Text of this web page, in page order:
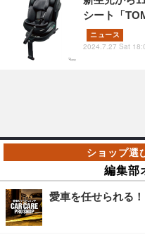
シート「
ニュース
2024.7.27 Sat
編集部
愛車を任せられる